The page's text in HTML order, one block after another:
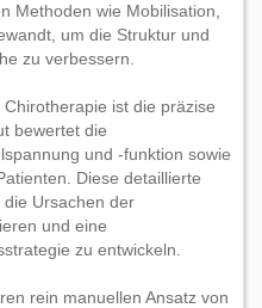
Methoden wie Mobilisation,
um die Struktur und
zu verbessern.
ist die präzise
bewertet die
und -funktion sowie
Diese detaillierte
Ursachen der
und eine
zu entwickeln.
rein manuellen Ansatz von